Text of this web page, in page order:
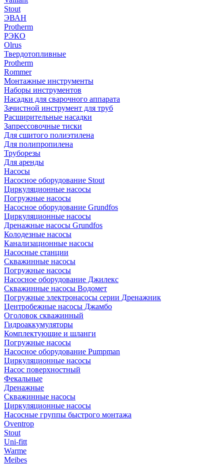
Stout
ЭВАН
Protherm
РЭКО
Olrus
Твердотопливные
Protherm
Rommer
Монтажные инструменты
Наборы инструментов
Насадки для сварочного аппарата
Зачистной инструмент для труб
Расширительные насадки
Запрессовочные тиски
Для сшитого полиэтилена
Для полипропилена
Труборезы
Для аренды
Насосы
Насосное оборудование Stout
Циркуляционные насосы
Погружные насосы
Насосное оборудование Grundfos
Циркуляционные насосы
Дренажные насосы Grundfos
Колодезные насосы
Канализационные насосы
Насосные станции
Скважинные насосы
Погружные насосы
Насосное оборудование Джилекс
Скважинные насосы Водомет
Погружные электронасосы серии Дренажник
Центробежные насосы Джамбо
Оголовок скважинный
Гидроаккумуляторы
Комплектующие и шланги
Погружные насосы
Насосное оборудование Pumpman
Циркуляционные насосы
Насос поверхностный
Фекальные
Дренажные
Скважинные насосы
Циркуляционные насосы
Насосные группы быстрого монтажа
Oventrop
Stout
Uni-fitt
Warme
Meibes